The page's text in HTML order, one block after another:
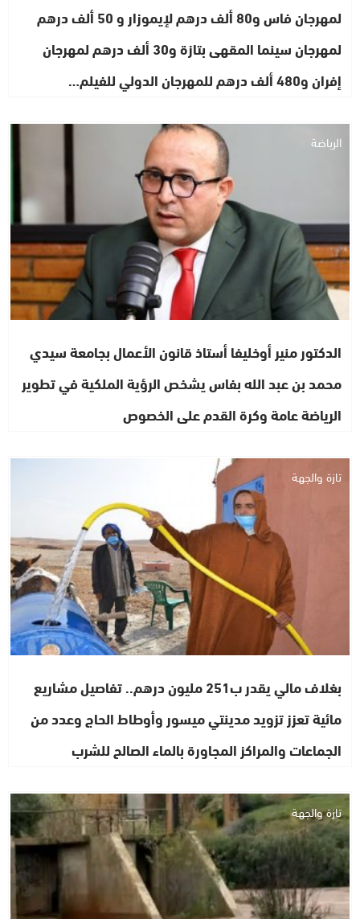
لمهرجان فاس و80 ألف درهم لإيموزار و 50 ألف درهم
لمهرجان سينما المقهى بتازة و30 ألف درهم لمهرجان
إفران و480 ألف درهم للمهرجان الدولي للفيلم…
الرياضة
الدكتور منير أوخليفا أستاذ قانون الأعمال بجامعة سيدي
محمد بن عبد الله بفاس يشخص الرؤية الملكية في تطوير
الرياضة عامة وكرة القدم على الخصوص
تازة والجهة
بغلاف مالي يقدر ب251 مليون درهم.. تفاصيل مشاريع
مائية تعزز تزويد مدينتي ميسور وأوطاط الحاج وعدد من
الجماعات والمراكز المجاورة بالماء الصالح للشرب
تازة والجهة